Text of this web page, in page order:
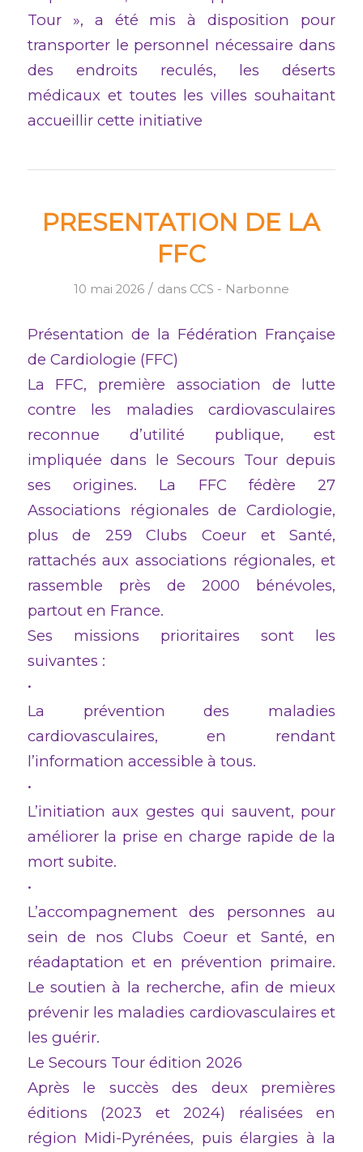
Tour », a été mis à disposition pour
transporter le personnel nécessaire dans
des endroits reculés, les déserts
médicaux et toutes les villes souhaitant
accueillir cette initiative
PRESENTATION DE LA
FFC
10 mai 2026 / dans CCS - Narbonne
Présentation de la Fédération Française
de Cardiologie (FFC)
La FFC, première association de lutte
contre les maladies cardiovasculaires
reconnue d’utilité publique, est
impliquée dans le Secours Tour depuis
ses origines. La FFC fédère 27
Associations régionales de Cardiologie,
plus de 259 Clubs Coeur et Santé,
rattachés aux associations régionales, et
rassemble près de 2000 bénévoles,
partout en France.
Ses missions prioritaires sont les
suivantes :
•
La prévention des maladies
cardiovasculaires, en rendant
l’information accessible à tous.
•
L’initiation aux gestes qui sauvent, pour
améliorer la prise en charge rapide de la
mort subite.
•
L’accompagnement des personnes au
sein de nos Clubs Coeur et Santé, en
réadaptation et en prévention primaire.
Le soutien à la recherche, afin de mieux
prévenir les maladies cardiovasculaires et
les guérir.
Le Secours Tour édition 2026
Après le succès des deux premières
éditions (2023 et 2024) réalisées en
région Midi-Pyrénées, puis élargies à la